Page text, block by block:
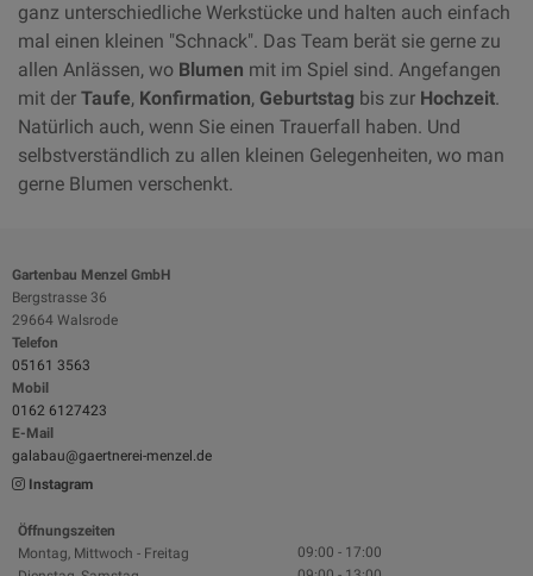
ganz unterschiedliche Werkstücke und halten auch einfach
mal einen kleinen "Schnack". Das Team berät sie gerne zu
allen Anlässen, wo Blumen mit im Spiel sind. Angefangen
mit der Taufe, Konfirmation, Geburtstag bis zur Hochzeit.
Natürlich auch, wenn Sie einen Trauerfall haben. Und
selbstverständlich zu allen kleinen Gelegenheiten, wo man
gerne Blumen verschenkt.
Gartenbau Menzel GmbH
Bergstrasse 36
29664 Walsrode
Telefon
05161 3563
Mobil
0162 6127423
E-Mail
galabau@gaertnerei-menzel.de
Instagram
Öffnungszeiten
Montag, Mittwoch - Freitag
09:00 - 17:00